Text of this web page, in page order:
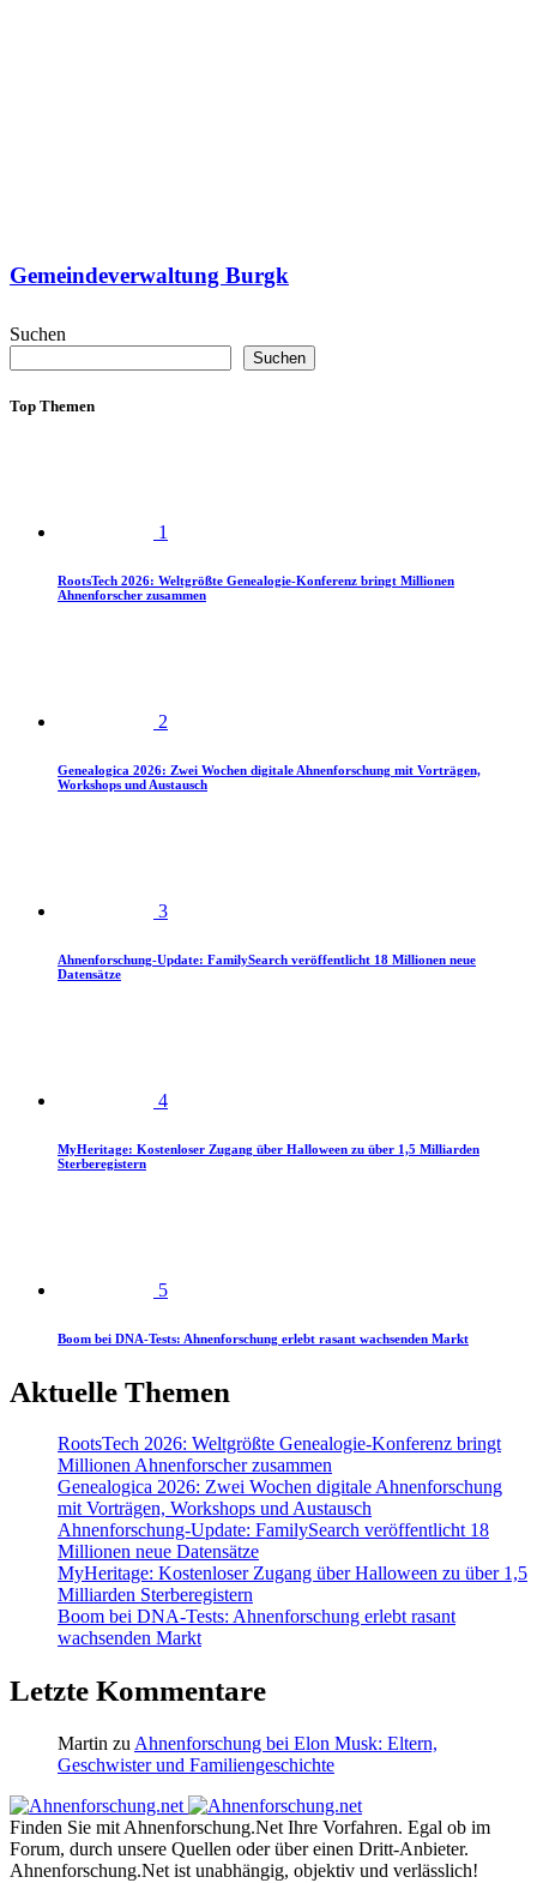
Gemeindeverwaltung Burgk
Suchen
Suchen
Top Themen
1
RootsTech 2026: Weltgrößte Genealogie-Konferenz bringt Millionen
Ahnenforscher zusammen
2
Genealogica 2026: Zwei Wochen digitale Ahnenforschung mit Vorträgen,
Workshops und Austausch
3
Ahnenforschung-Update: FamilySearch veröffentlicht 18 Millionen neue
Datensätze
4
MyHeritage: Kostenloser Zugang über Halloween zu über 1,5 Milliarden
Sterberegistern
5
Boom bei DNA-Tests: Ahnenforschung erlebt rasant wachsenden Markt
Aktuelle Themen
RootsTech 2026: Weltgrößte Genealogie-Konferenz bringt
Millionen Ahnenforscher zusammen
Genealogica 2026: Zwei Wochen digitale Ahnenforschung
mit Vorträgen, Workshops und Austausch
Ahnenforschung-Update: FamilySearch veröffentlicht 18
Millionen neue Datensätze
MyHeritage: Kostenloser Zugang über Halloween zu über 1,5
Milliarden Sterberegistern
Boom bei DNA-Tests: Ahnenforschung erlebt rasant
wachsenden Markt
Letzte Kommentare
Martin zu Ahnenforschung bei Elon Musk: Eltern,
Geschwister und Familiengeschichte
Finden Sie mit Ahnenforschung.Net Ihre Vorfahren. Egal ob im
Forum, durch unsere Quellen oder über einen Dritt-Anbieter.
Ahnenforschung.Net ist unabhängig, objektiv und verlässlich!